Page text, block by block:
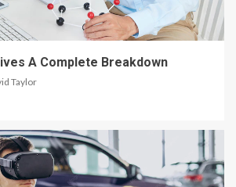
A Complete Breakdown
Taylor